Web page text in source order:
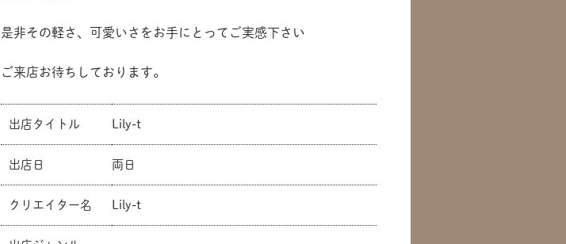
是非その軽さ、可愛いさをお手にとってご実感下さい
ご来店お待ちしております。
出店タイトル Lily-t
出店日 両日
クリエイター名 Lily-t